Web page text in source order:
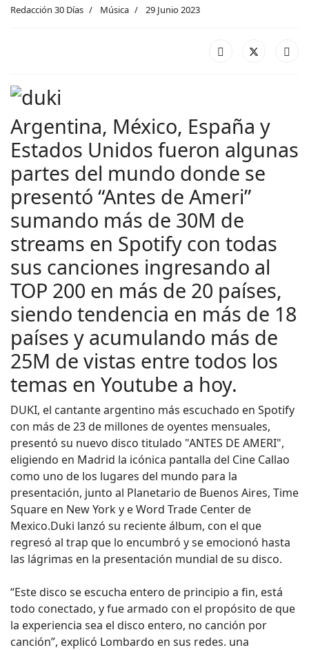
Redacción 30 Días Música 29 Junio 2023
Argentina, México, España y
Estados Unidos fueron algunas
partes del mundo donde se
presentó “Antes de Ameri”
sumando más de 30M de
streams en Spotify con todas
sus canciones ingresando al
TOP 200 en más de 20 países,
siendo tendencia en más de 18
países y acumulando más de
25M de vistas entre todos los
temas en Youtube a hoy.
DUKI, el cantante argentino más escuchado en Spotify
con más de 23 de millones de oyentes mensuales,
presentó su nuevo disco titulado "ANTES DE AMERI",
eligiendo en Madrid la icónica pantalla del Cine Callao
como uno de los lugares del mundo para la
presentación, junto al Planetario de Buenos Aires, Time
Square en New York y e Word Trade Center de
Mexico.Duki lanzó su reciente álbum, con el que
regresó al trap que lo encumbró y se emocionó hasta
las lágrimas en la presentación mundial de su disco.
“Este disco se escucha entero de principio a fin, está
todo conectado, y fue armado con el propósito de que
la experiencia sea el disco entero, no canción por
canción”, explicó Lombardo en sus redes. una